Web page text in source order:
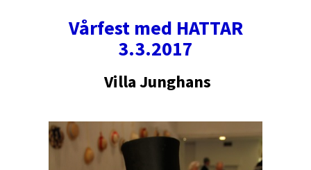
Vårfest med HATTAR
3.3.2017
Villa Junghans